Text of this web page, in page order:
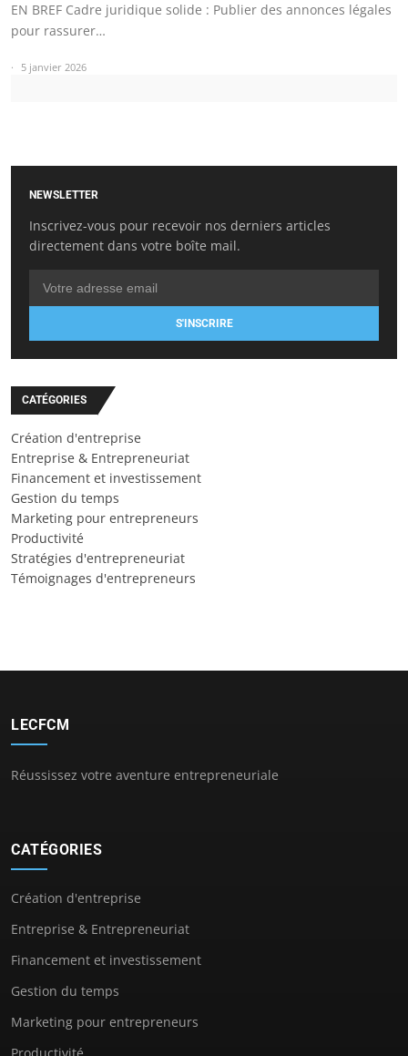
EN BREF Cadre juridique solide : Publier des annonces légales
pour rassurer…
5 janvier 2026
NEWSLETTER
Inscrivez-vous pour recevoir nos derniers articles
directement dans votre boîte mail.
S'INSCRIRE
CATÉGORIES
Création d'entreprise
Entreprise & Entrepreneuriat
Financement et investissement
Gestion du temps
Marketing pour entrepreneurs
Productivité
Stratégies d'entrepreneuriat
Témoignages d'entrepreneurs
LECFCM
Réussissez votre aventure entrepreneuriale
CATÉGORIES
Création d'entreprise
Entreprise & Entrepreneuriat
Financement et investissement
Gestion du temps
Marketing pour entrepreneurs